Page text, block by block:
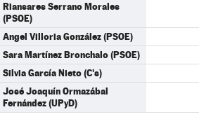
Riansares Serrano Morales
(PSOE)
Angel Villoria González (PSOE)
Sara Martínez Bronchalo (PSOE)
Silvia García Nieto (C's)
José Joaquín Ormazábal
Fernández (UPyD)